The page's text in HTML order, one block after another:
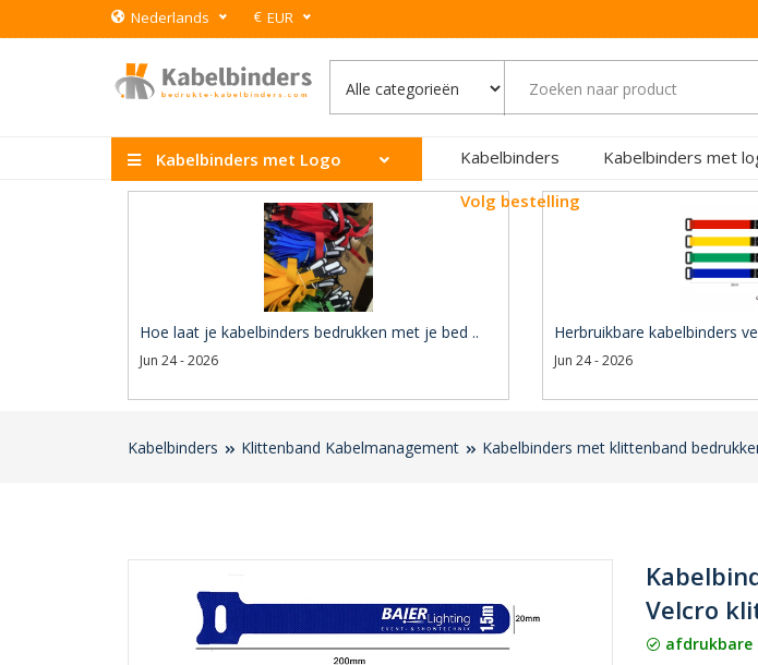
Nederlands € EUR
Kabelbinders met Logo Kabelbinders Kabelbinders met
Volg bestelling
Hoe laat je kabelbinders bedrukken met je bed ..
Jun 24 - 2026
Herbruikbare kabelbinders
Jun 24 - 2026
Kabelbinders Klittenband Kabelmanagement Kabelbinders met klittenband
Velcro
afdrukbare